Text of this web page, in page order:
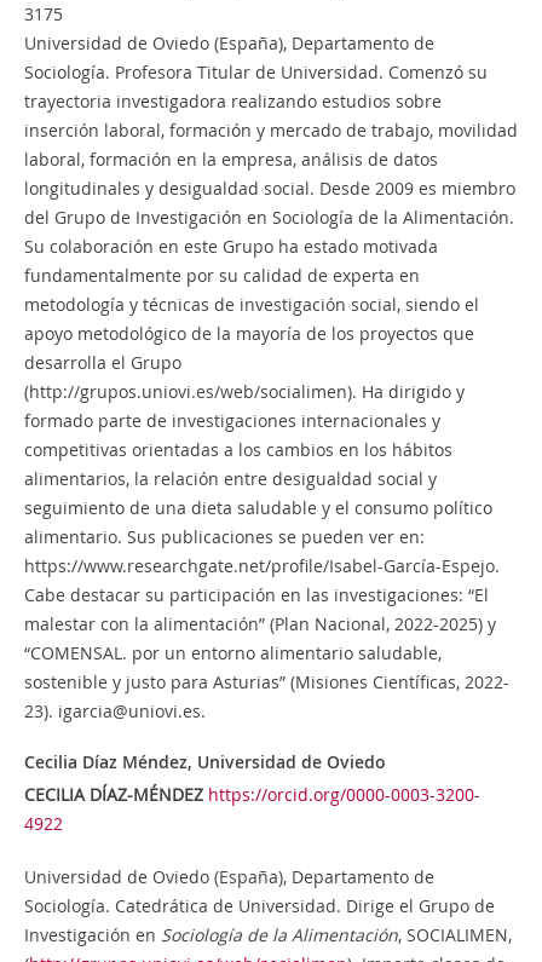
3175
Universidad de Oviedo (España), Departamento de
Sociología. Profesora Titular de Universidad. Comenzó su
trayectoria investigadora realizando estudios sobre
inserción laboral, formación y mercado de trabajo, movilidad
laboral, formación en la empresa, análisis de datos
longitudinales y desigualdad social. Desde 2009 es miembro
del Grupo de Investigación en Sociología de la Alimentación.
Su colaboración en este Grupo ha estado motivada
fundamentalmente por su calidad de experta en
metodología y técnicas de investigación social, siendo el
apoyo metodológico de la mayoría de los proyectos que
desarrolla el Grupo
(http://grupos.uniovi.es/web/socialimen). Ha dirigido y
formado parte de investigaciones internacionales y
competitivas orientadas a los cambios en los hábitos
alimentarios, la relación entre desigualdad social y
seguimiento de una dieta saludable y el consumo político
alimentario. Sus publicaciones se pueden ver en:
https://www.researchgate.net/profile/Isabel-García-Espejo.
Cabe destacar su participación en las investigaciones: “El
malestar con la alimentación” (Plan Nacional, 2022-2025) y
“COMENSAL. por un entorno alimentario saludable,
sostenible y justo para Asturias” (Misiones Científicas, 2022-
23). igarcia@uniovi.es.
Cecilia Díaz Méndez, Universidad de Oviedo
CECILIA DÍAZ-MÉNDEZ https://orcid.org/0000-0003-3200-
4922
Universidad de Oviedo (España), Departamento de
Sociología. Catedrática de Universidad. Dirige el Grupo de
Investigación en Sociología de la Alimentación, SOCIALIMEN,